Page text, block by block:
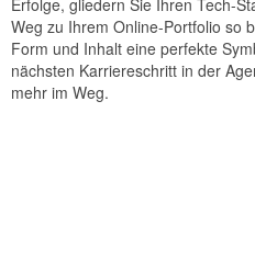
Weg zu Ihrem Online-Portfolio so
Form und Inhalt eine perfekte
nächsten Karriereschritt in der
mehr im Weg.